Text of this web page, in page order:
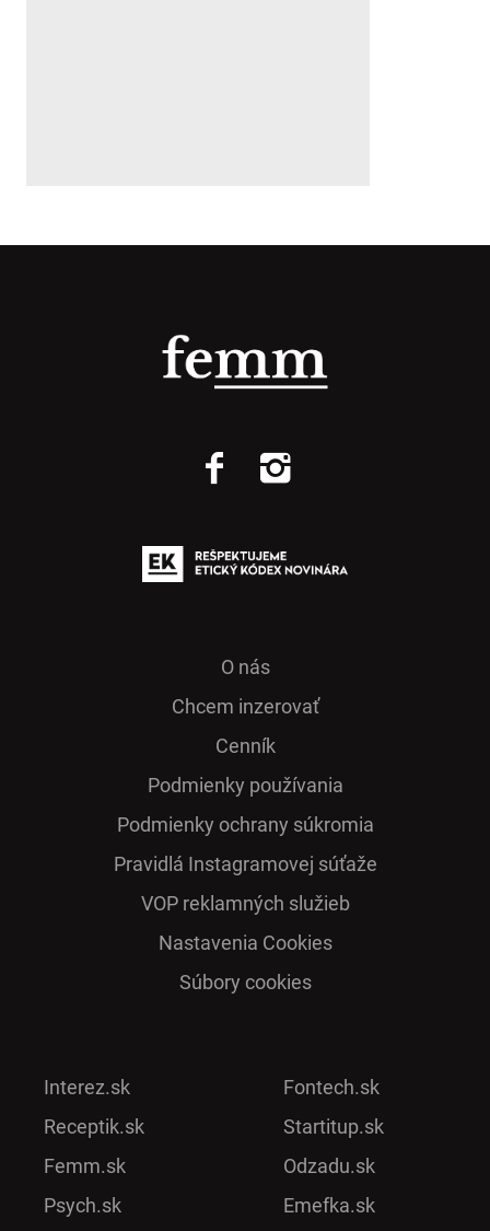
O nás
Chcem inzerovať
Cenník
Podmienky používania
Podmienky ochrany súkromia
Pra­vidlá Ins­ta­gra­mo­vej sú­ťaže
VOP reklamných služieb
Nastavenia Cookies
Súbory cookies
Interez.sk
Receptik.sk
Femm.sk
Psych.sk
Fontech.sk
Startitup.sk
Odzadu.sk
Emefka.sk